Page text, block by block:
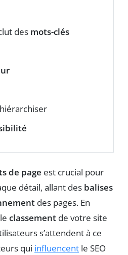
des mots-clés
de page est crucial pour
détail, allant des balises
des pages. En
classement de votre site
s’attendent à ce
qui influencent le SEO